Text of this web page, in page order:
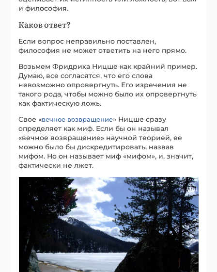
и философия.
Каков ответ?
Если вопрос неправильно поставлен,
философия не может ответить на него прямо.
Возьмем Фридриха Ницше как крайний пример.
Думаю, все согласятся, что его слова
невозможно опровергнуть. Его изречения не
такого рода, чтобы можно было их опровергнуть
как фактическую ложь.
Свое «вечное возвращение» Ницше сразу
определяет как миф. Если бы он называл
«вечное возвращение» научной теорией, ее
можно было бы дискредитировать, назвав
мифом. Но он называет миф «мифом», и, значит,
фактически не лжет.